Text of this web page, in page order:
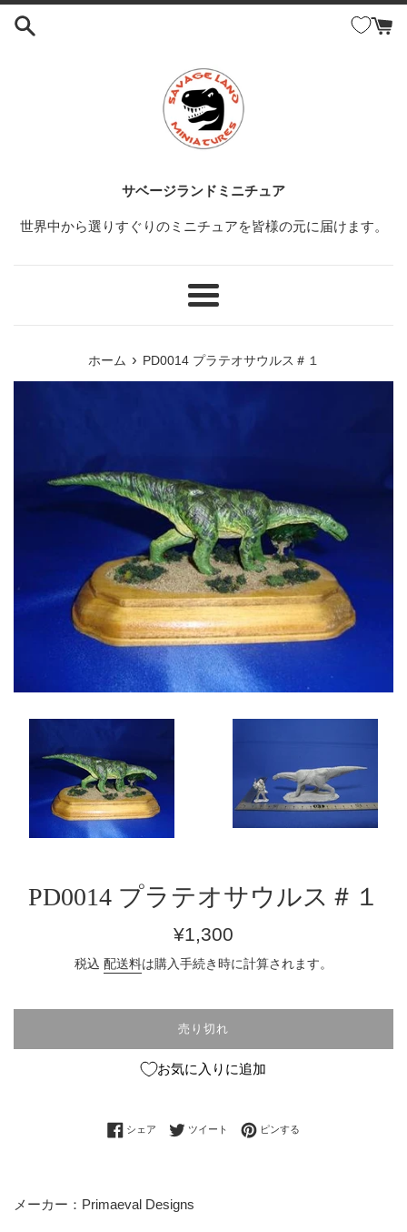
コ
サベージランドミニチュア
世界中から選りすぐりのミニチュアを皆様の元に届けます。
メ
ー
ホーム › PD0014 プラテオサウルス＃１
PD0014 プラテオサウルス＃１
通
価
¥1,300
税込 配送料は購入手続き時に計算されます。
売り切れ
お気に入りに追加
シェア Facebookでシェアする
ツイート Twitterに投稿する
ピンする
メーカー：Primaeval Designs